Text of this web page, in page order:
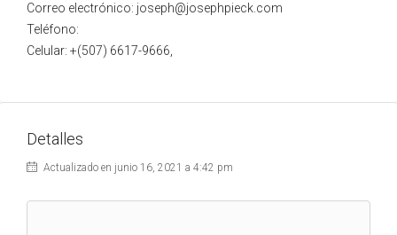
Correo electrónico: joseph@josephpieck.com
Teléfono:
Celular: +(507) 6617-9666,
Detalles
Actualizado en junio 16, 2021 a 4:42 pm